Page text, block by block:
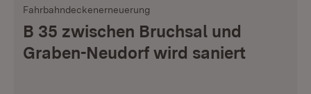
Fahrbahndeckenerneuerung
B 35 zwischen Bruchsal und
Graben-Neudorf wird saniert